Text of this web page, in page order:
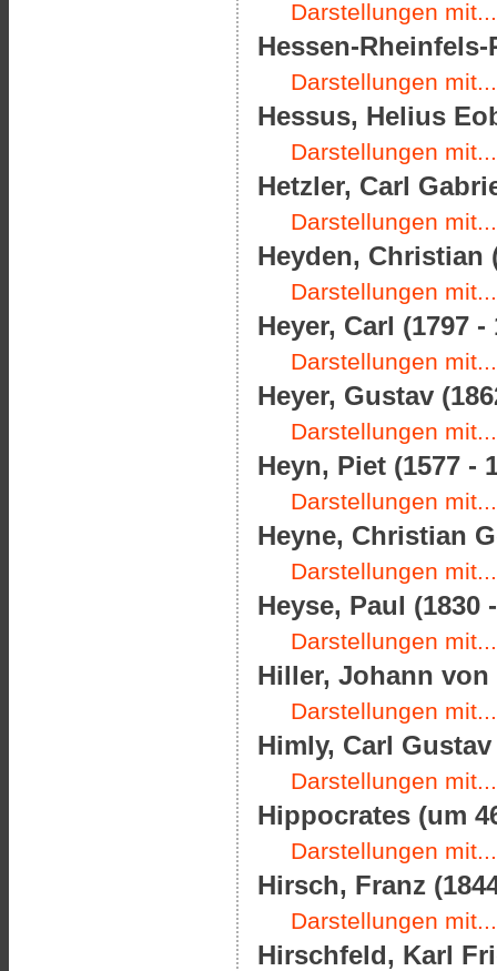
Darstellungen mit...
Hessen-
Darstellungen mit...
Hessus, Helius
Darstellungen mit...
Hetzler, Carl
Darstellungen mit...
Heyden, Christian
Darstellungen mit...
Heyer, Carl (1797 -
Darstellungen mit...
Heyer, Gustav
Darstellungen mit...
Heyn, Piet (1577 -
Darstellungen mit...
Heyne, Christian
Darstellungen mit...
Heyse, Paul (1830
Darstellungen mit...
Hiller, Johann von
Darstellungen mit...
Himly, Carl Gustav
Darstellungen mit...
Hippocrates (um
Darstellungen mit...
Hirsch, Franz
Darstellungen mit...
Hirschfeld, Karl